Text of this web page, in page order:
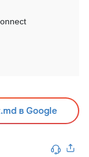
в Google